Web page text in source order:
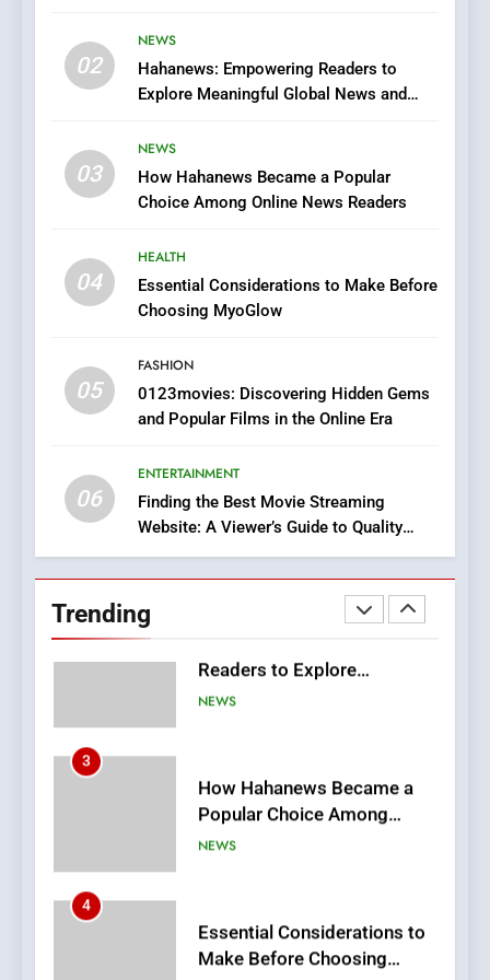
02
NEWS
Hahanews: Empowering Readers to
Explore Meaningful Global News and
03
NEWS
How Hahanews Became a Popular
Choice Among Online News Readers
04
HEALTH
Essential Considerations to Make Before
Choosing MyoGlow
05
FASHION
0123movies: Discovering Hidden Gems
and Popular Films in the Online Era
06
ENTERTAINMENT
Finding the Best Movie Streaming
Website: A Viewer’s Guide to Quality
Streaming Platforms
Trending
Streaming Platforms
Does Intex Pharma Shop Fit
In?
HEALTH
iPhone17 Zigzag Case:
Discover a Bold Geometric
1
DPP Consulting Companies:
BUSINESS
Readers to Explore
Meaningful Global News and
How Hahanews Became a
Essential Considerations to